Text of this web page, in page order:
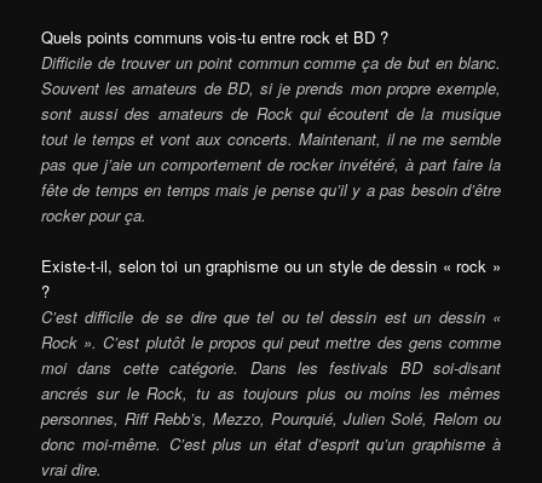
Quels points communs vois-tu entre rock et BD ?
Difficile de trouver un point commun comme ça de but en blanc.
Souvent les amateurs de BD, si je prends mon propre exemple,
sont aussi des amateurs de Rock qui écoutent de la musique
tout le temps et vont aux concerts. Maintenant, il ne me semble
pas que j’aie un comportement de rocker invétéré, à part faire la
fête de temps en temps mais je pense qu’il y a pas besoin d’être
rocker pour ça.
Existe-t-il, selon toi un graphisme ou un style de dessin « rock »
?
C’est difficile de se dire que tel ou tel dessin est un dessin «
Rock ». C’est plutôt le propos qui peut mettre des gens comme
moi dans cette catégorie. Dans les festivals BD soi-disant
ancrés sur le Rock, tu as toujours plus ou moins les mêmes
personnes, Riff Rebb’s, Mezzo, Pourquié, Julien Solé, Relom ou
donc moi-même. C’est plus un état d’esprit qu’un graphisme à
vrai dire.